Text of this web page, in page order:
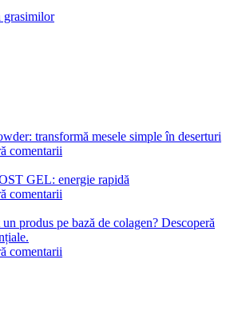
grasimilor
transformă mesele simple în deserturi
comentarii
GEL: energie rapidă
comentarii
produs pe bază de colagen? Descoperă
comentarii